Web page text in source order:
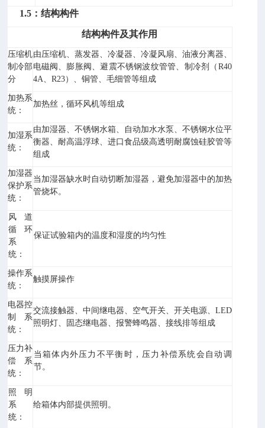
1.5：结构构件
结构构件及其作用
压缩机
制冷部
分
由压缩机、蒸发器、冷凝器、冷凝风扇、油液分离器、
电磁阀、膨胀阀、避震不锈钢波纹管管、制冷剂（R40
4A、R23）、铜管、毛细管等组成
加热系
统：
加热丝，循环风机等组成
加湿系
统：
由加湿器、不锈钢水箱、自动加水水泵、不锈钢水位平
衡器、耐高温浮球、进口食品级高透明耐腐蚀硅胶管等
组成
加湿器
保护系
统：
当加湿器缺水时自动切断加湿器，避免加湿器中的加热
管烧坏。
风道
循环
系
统：
保证试验箱内的温度和湿度的均匀性
操作系
统：
触摸屏操作
电器控
制系
统：
交流接触器、中间继电器、空气开关、开关电源、LED
照明灯、固态继电器、报警蜂鸣器、接线排等组成
压力补
偿系
统：
当箱体内外压力不平衡时，压力补偿系统会自动调
节。
照明
系
统：
给箱体内部提供照明。